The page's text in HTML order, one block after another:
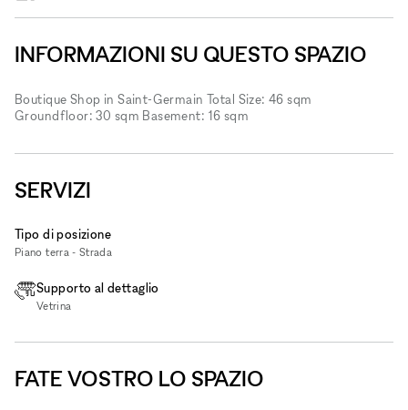
INFORMAZIONI SU QUESTO SPAZIO
Boutique Shop in Saint-Germain Total Size: 46 sqm
Groundfloor: 30 sqm Basement: 16 sqm
SERVIZI
Tipo di posizione
Piano terra - Strada
Supporto al dettaglio
Vetrina
FATE VOSTRO LO SPAZIO